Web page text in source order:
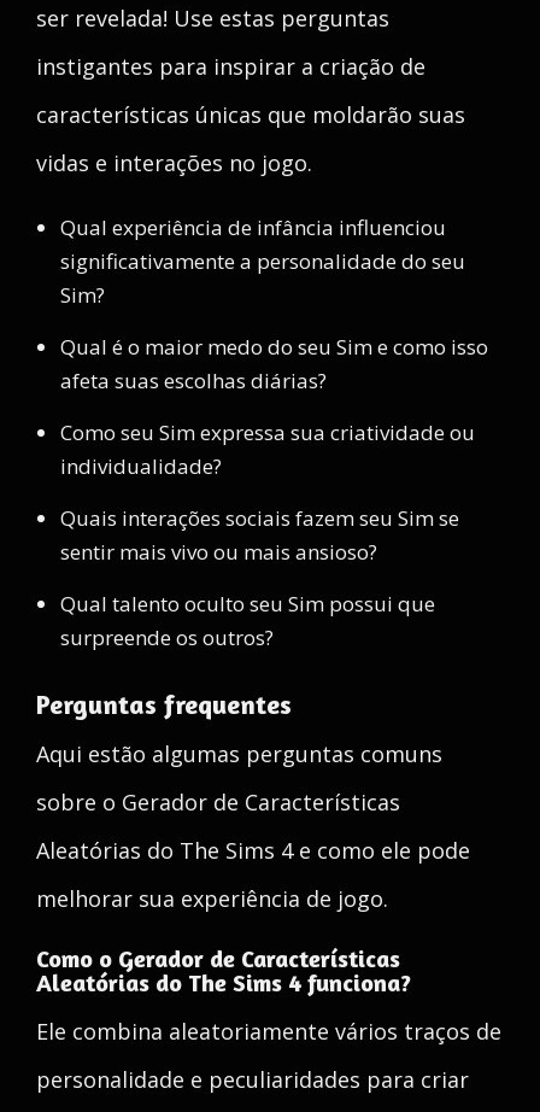
ser revelada! Use estas perguntas
instigantes para inspirar a criação de
características únicas que moldarão suas
vidas e interações no jogo.
Qual experiência de infância influenciou
significativamente a personalidade do seu
Sim?
Qual é o maior medo do seu Sim e como isso
afeta suas escolhas diárias?
Como seu Sim expressa sua criatividade ou
individualidade?
Quais interações sociais fazem seu Sim se
sentir mais vivo ou mais ansioso?
Qual talento oculto seu Sim possui que
surpreende os outros?
Perguntas frequentes
Aqui estão algumas perguntas comuns
sobre o Gerador de Características
Aleatórias do The Sims 4 e como ele pode
melhorar sua experiência de jogo.
Como o Gerador de Características
Aleatórias do The Sims 4 funciona?
Ele combina aleatoriamente vários traços de
personalidade e peculiaridades para criar